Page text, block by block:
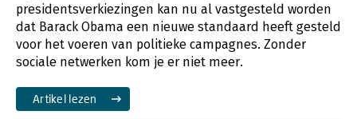
presidentsverkiezingen kan nu al vastgesteld worden
dat Barack Obama een nieuwe standaard heeft gesteld
voor het voeren van politieke campagnes. Zonder
sociale netwerken kom je er niet meer.
Artikel lezen